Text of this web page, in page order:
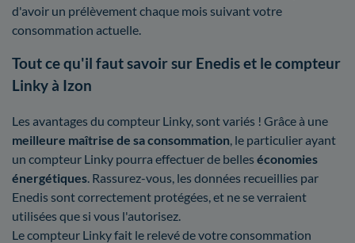
d'avoir un prélèvement chaque mois suivant votre
consommation actuelle.
Tout ce qu'il faut savoir sur Enedis et le compteur
Linky à Izon
Les avantages du compteur Linky, sont variés ! Grâce à une
meilleure maîtrise de sa consommation , le particulier ayant
un compteur Linky pourra effectuer de belles économies
énergétiques . Rassurez-vous, les données recueillies par
Enedis sont correctement protégées, et ne se verraient
utilisées que si vous l'autorisez.
Le compteur Linky fait le relevé de votre consommation